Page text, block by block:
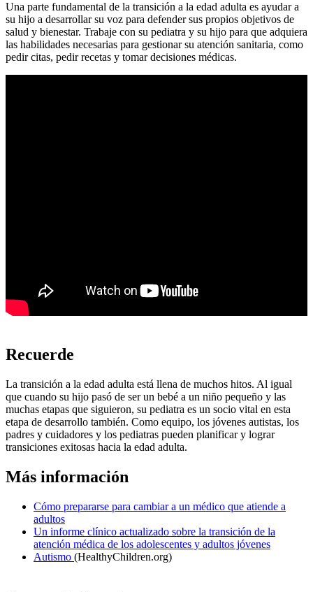
Una parte fundamental de la transición a la edad adulta es ayudar a
su hijo a desarrollar su voz para defender sus propios objetivos de
salud y bienestar. Trabaje con su pediatra y su hijo para que adquiera
las habilidades necesarias para gestionar su atención sanitaria, como
pedir citas, pedir recetas y tomar decisiones médicas.
Recuerde
La transición a la edad adulta está llena de muchos hitos. Al igual
que cuando su hijo pasó de ser un bebé a un niño pequeño y las
muchas etapas que siguieron, su pediatra es un socio vital en esta
etapa de desarrollo también. Como equipo, los jóvenes autistas, los
padres y cuidadores y los pediatras pueden planificar y lograr
transiciones exitosas hacia la edad adulta.
Más información
Cómo prepararse para cambiar a un médico que atiende a
adultos
Un informe clínico actualizado sobre la transición de la
atención médica de los adolescentes y adultos jóvenes
Autismo (HealthyChildren.org)